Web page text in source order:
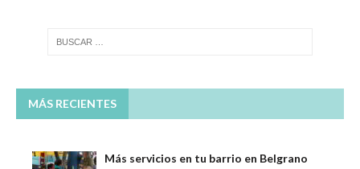
MÁS RECIENTES
Más servicios en tu barrio en Belgrano